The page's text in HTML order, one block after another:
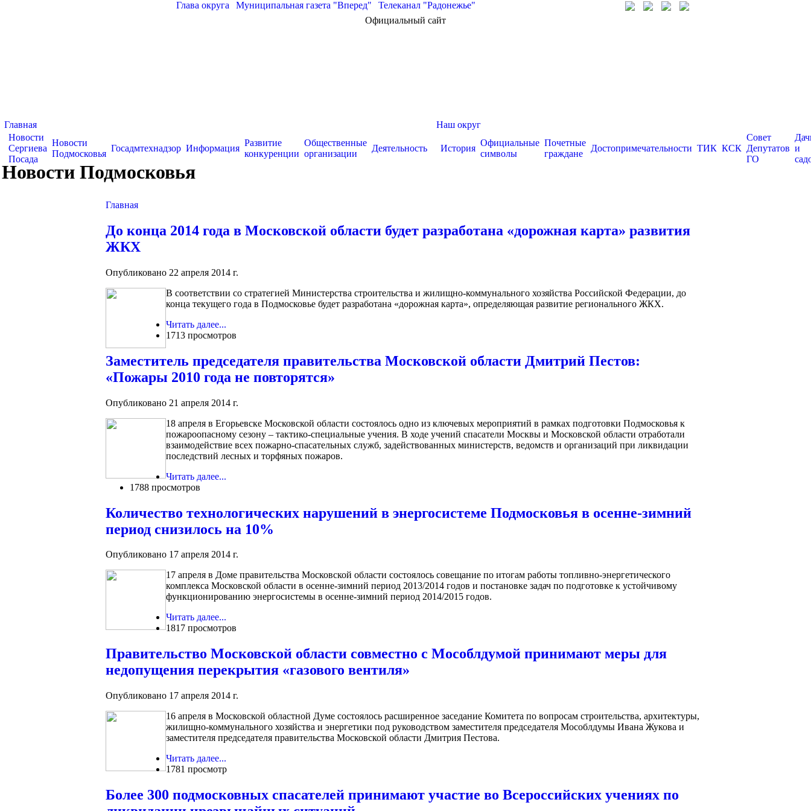
Глава округа Муниципальная газета "Вперед"
Телеканал "Радонежье"
Официальный сайт
Главная
Новости
Сергиева
Посада
Новости
Подмосковья
Госадмтехнадзор Информация
Развитие
конкуренции
Общественные
организации
Деятельность
Наш округ
История
Официальные
символы
Почетные
граждане
Достопримечательности ТИК КСК
Совет
Депутатов
ГО
и
Новости Подмосковья
Главная
До конца 2014 года в Московской области будет разработана «дорожная карта» развития
ЖКХ
Опубликовано 22 апреля 2014 г.
В соответствии со стратегией Министерства строительства и жилищно-коммунального хозяйства Российской Федерации, до
конца текущего года в Подмосковье будет разработана «дорожная карта», определяющая развитие регионального ЖКХ.
Читать далее...
1713 просмотров
Заместитель председателя правительства Московской области Дмитрий Пестов:
«Пожары 2010 года не повторятся»
Опубликовано 21 апреля 2014 г.
18 апреля в Егорьевске Московской области состоялось одно из ключевых мероприятий в рамках подготовки Подмосковья к
пожароопасному сезону – тактико-специальные учения. В ходе учений спасатели Москвы и Московской области отработали
взаимодействие всех пожарно-спасательных служб, задействованных министерств, ведомств и организаций при ликвидации
последствий лесных и торфяных пожаров.
Читать далее...
1788 просмотров
Количество технологических нарушений в энергосистеме Подмосковья в осенне-зимний
период снизилось на 10%
Опубликовано 17 апреля 2014 г.
17 апреля в Доме правительства Московской области состоялось совещание по итогам работы топливно-энергетического
комплекса Московской области в осенне-зимний период 2013/2014 годов и постановке задач по подготовке к устойчивому
функционированию энергосистемы в осенне-зимний период 2014/2015 годов.
Читать далее...
1817 просмотров
Правительство Московской области совместно с Мособлдумой принимают меры для
недопущения перекрытия «газового вентиля»
Опубликовано 17 апреля 2014 г.
16 апреля в Московской областной Думе состоялось расширенное заседание Комитета по вопросам строительства, архитектуры,
жилищно-коммунального хозяйства и энергетики под руководством заместителя председателя Мособлдумы Ивана Жукова и
заместителя председателя правительства Московской области Дмитрия Пестова.
Читать далее...
1781 просмотр
Более 300 подмосковных спасателей принимают участие во Всероссийских учениях по